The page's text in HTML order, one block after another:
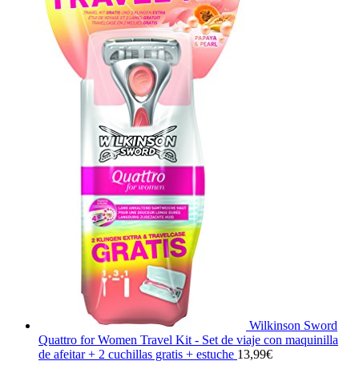
Wilkinson Sword
Quattro for Women Travel Kit - Set de viaje con maquinilla
de afeitar + 2 cuchillas gratis + estuche 13,99€